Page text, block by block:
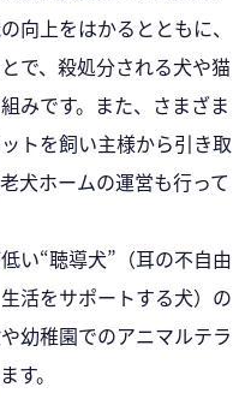
向上をはかるとともに、
で、殺処分される犬や猫
みです。また、さまざま
トを飼い主様から引き取
犬ホームの運営も行って
い“聴導犬”（耳の不自由
活をサポートする犬）の
幼稚園でのアニマルテラ
す。